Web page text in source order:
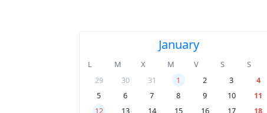
January
L M X M V S
S
29
30 31 1 2 3
4
5
6 7 8 9 10
11
12
13 14 15 16 17
18